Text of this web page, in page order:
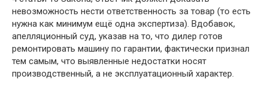
невозможность нести ответственность за товар (то есть
нужна как минимум ещё одна экспертиза). Вдобавок,
апелляционный суд, указав на то, что дилер готов
ремонтировать машину по гарантии, фактически признал
тем самым, что выявленные недостатки носят
производственный, а не эксплуатационный характер.